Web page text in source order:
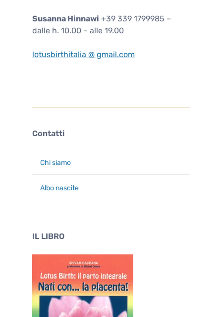
Susanna Hinnawi +39 339 1799985 –
dalle h. 10.00 – alle 19.00
lotusbirthitalia @ gmail.com
Contatti
Chi siamo
Albo nascite
IL LIBRO